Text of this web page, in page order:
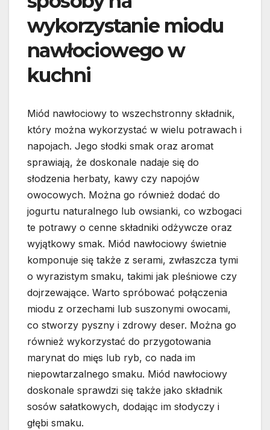
wykorzystanie miodu
nawłociowego w
kuchni
Miód nawłociowy to wszechstronny składnik,
który można wykorzystać w wielu potrawach i
napojach. Jego słodki smak oraz aromat
sprawiają, że doskonale nadaje się do
słodzenia herbaty, kawy czy napojów
owocowych. Można go również dodać do
jogurtu naturalnego lub owsianki, co wzbogaci
te potrawy o cenne składniki odżywcze oraz
wyjątkowy smak. Miód nawłociowy świetnie
komponuje się także z serami, zwłaszcza tymi
o wyrazistym smaku, takimi jak pleśniowe czy
dojrzewające. Warto spróbować połączenia
miodu z orzechami lub suszonymi owocami,
co stworzy pyszny i zdrowy deser. Można go
również wykorzystać do przygotowania
marynat do mięs lub ryb, co nada im
niepowtarzalnego smaku. Miód nawłociowy
doskonale sprawdzi się także jako składnik
sosów sałatkowych, dodając im słodyczy i
głębi smaku.